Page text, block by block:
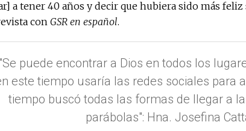
a tener 40 años y decir que hubiera sido más
conGSR en español.
"Se puede encontrar a Dios en todos los
este tiempo usaría las redes sociales para
tiempo buscó todas las formas de llegar a
parábolas": Hna. Josefina